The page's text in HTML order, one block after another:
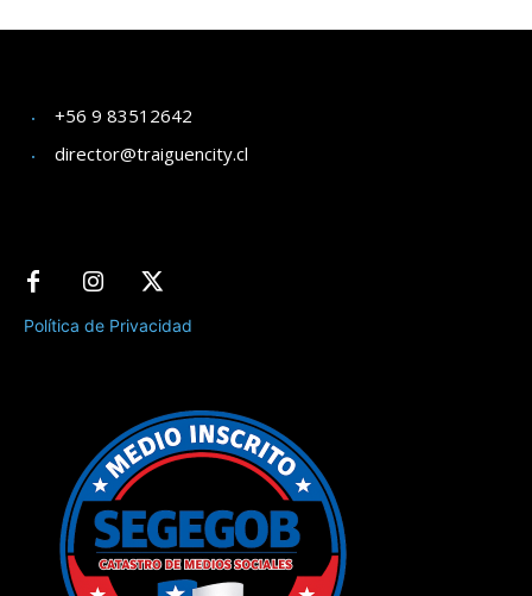
+56 9 83512642
director@traiguencity.cl
Política de Privacidad